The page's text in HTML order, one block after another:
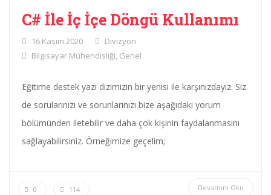
C# İle İç İçe Döngü Kullanımı
16 Kasım 2020
Divizyon
Bilgisayar Mühendisliği, Genel
Eğitime destek yazı dizimizin bir yenisi ile karşınızdayız. Siz
de sorularınızı ve sorunlarınızı bize aşağıdaki yorum
bölümünden iletebilir ve daha çok kişinin faydalanmasını
sağlayabilirsiniz. Örneğimize geçelim;
Devamını Oku
0 114